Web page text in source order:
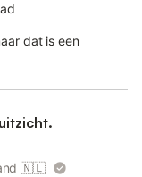
dat is een
🇳🇱